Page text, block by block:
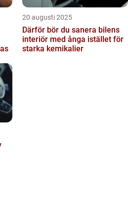
20 augusti 2025
Därför bör du sanera bilens
interiör med ånga istället för
starka kemikalier